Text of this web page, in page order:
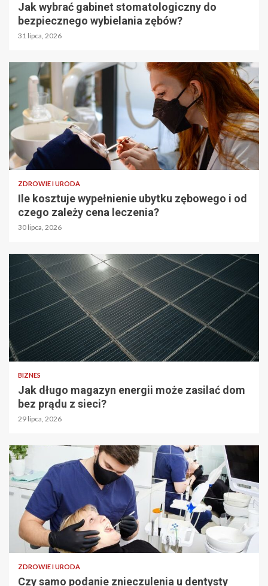
Jak wybrać gabinet stomatologiczny do
bezpiecznego wybielania zębów?
31 lipca, 2026
ZDROWIE I URODA
Ile kosztuje wypełnienie ubytku zębowego i od
czego zależy cena leczenia?
30 lipca, 2026
BIZNES
Jak długo magazyn energii może zasilać dom
bez prądu z sieci?
29 lipca, 2026
ZDROWIE I URODA
Czy samo podanie znieczulenia u dentysty